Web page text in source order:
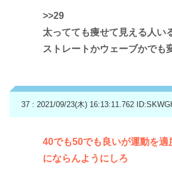
>>29
太ってても痩せて見える人い
ストレートかウェーブかでも
37 : 2021/09/23(木) 16:13:11.762
40でも50でも良いが運動を適
にならんようにしろ